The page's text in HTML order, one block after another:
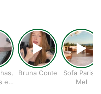
e
Bruna Conte
Sofa Paris II
Mel